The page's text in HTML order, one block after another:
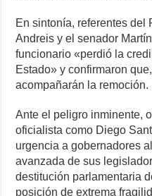
En sintonía, referentes del
Andreis y el senador
funcionario «perdió la
Estado» y confirmaron
acompañarán la remoción.
Ante el peligro inminente,
oficialista como Diego
urgencia a gobernadores
avanzada de sus
destitución parlamentaria
posición de extrema